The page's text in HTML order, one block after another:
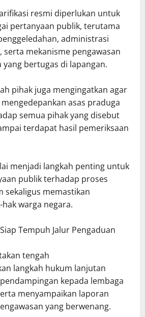
resmi diperlukan untuk
pertanyaan publik, terutama
administrasi
serta mekanisme pengawasan
bertugas di lapangan.
pihak juga mengingatkan agar
asas praduga
semua pihak yang disebut
terdapat hasil pemeriksaan
menjadi langkah penting untuk
publik terhadap proses
sekaligus memastikan
warga negara.
Tempuh Jalur Pengaduan
tengah
langkah hukum lanjutan
kepada lembaga
menyampaikan laporan
yang berwenang.